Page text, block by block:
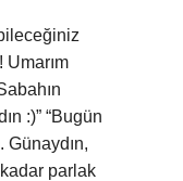
Umarım
:)” “Bugün
Günaydın,
parlak